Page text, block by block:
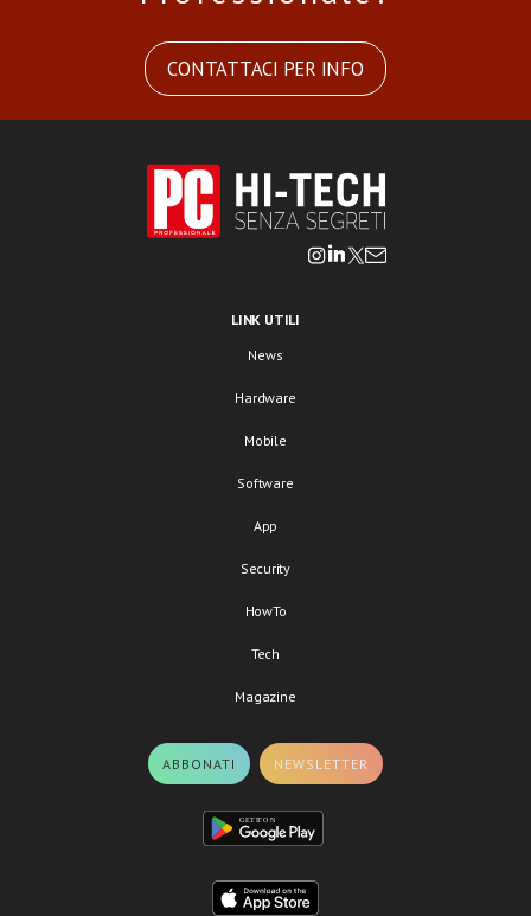
CONTATTACI PER INFO
LINK UTILI
News
Hardware
Mobile
Software
App
Security
HowTo
Tech
Magazine
ABBONATI NEWSLETTER